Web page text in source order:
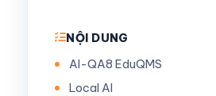
NỘI DUNG
AI-QA8 EduQMS
Local AI